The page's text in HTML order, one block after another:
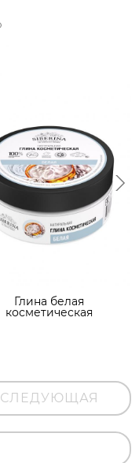
Глина белая
косметическая
СЛЕДУЮЩАЯ